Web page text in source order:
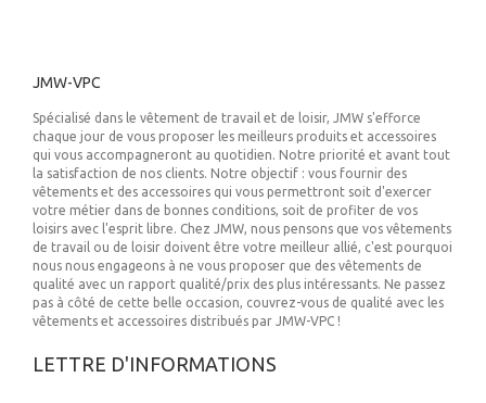
JMW-VPC
Spécialisé dans le vêtement de travail et de loisir, JMW s'efforce
chaque jour de vous proposer les meilleurs produits et accessoires
qui vous accompagneront au quotidien. Notre priorité et avant tout
la satisfaction de nos clients. Notre objectif : vous fournir des
vêtements et des accessoires qui vous permettront soit d'exercer
votre métier dans de bonnes conditions, soit de profiter de vos
loisirs avec l'esprit libre. Chez JMW, nous pensons que vos vêtements
de travail ou de loisir doivent être votre meilleur allié, c'est pourquoi
nous nous engageons à ne vous proposer que des vêtements de
qualité avec un rapport qualité/prix des plus intéressants. Ne passez
pas à côté de cette belle occasion, couvrez-vous de qualité avec les
vêtements et accessoires distribués par JMW-VPC !
LETTRE D'INFORMATIONS